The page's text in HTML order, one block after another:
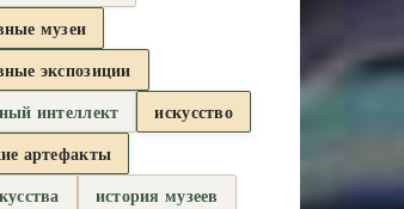
музеи
экспозиции
интеллект
искусство
артефакты
история музеев